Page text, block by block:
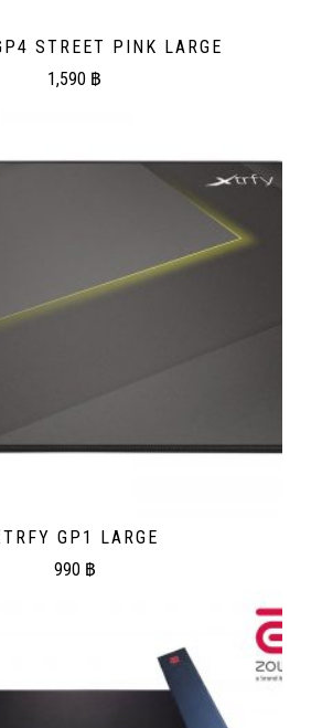
STREET PINK LARGE
1,590 ฿
GP1 LARGE
990 ฿